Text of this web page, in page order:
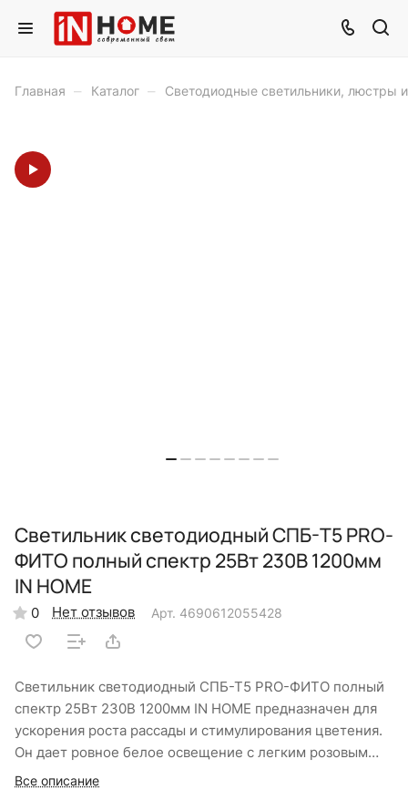
Главная – Каталог – Светодиодные светильники, люстры
Светильник светодиодный СПБ-Т5 PRO-
ФИТО полный спектр 25Вт 230B 1200мм
IN HOME
0 Нет отзывов Арт. 4690612055428
Светильник светодиодный СПБ-Т5 PRO-ФИТО полный
спектр 25Вт 230В 1200мм IN HOME предназначен для
ускорения роста рассады и стимулирования цветения.
Он дает ровное белое освещение с легким розовым
оттенком и идеален для применения в помещениях, где
Все описание